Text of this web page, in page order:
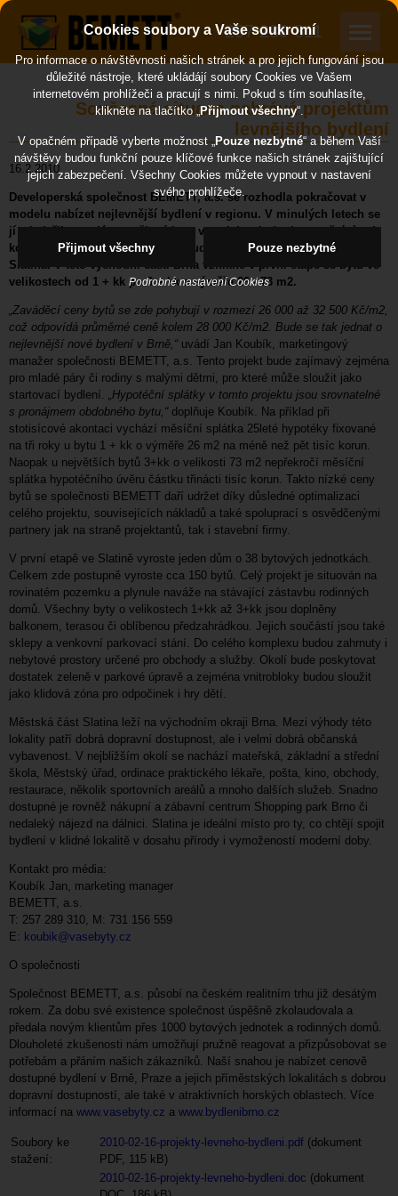
257 289 311
Současná situace nahrává projektům
levnějšího bydlení
16.2.2010
Developerská společnost BEMETT, a.s. se rozhodla pokračovat v
modelu nabízet nejlevnější bydlení v regionu. V minulých letech se
jí tak dařilo prodávat veškeré byty v projektech do dvou měsíců od
kolaudace. V nejbližších dnech bude zahájen nový projekt Brno -
Slatina. V této východní části Brna vznikne v první etapě 38 bytů ve
velikostech od 1 + kk po 3 + kk o výměře 26 - 73 m2.
„Zaváděcí ceny bytů se zde pohybují v rozmezí 26 000 až 32 500 Kč/m2,
což odpovídá průměrné ceně kolem 28 000 Kč/m2. Bude se tak jednat o
nejlevnější nové bydlení v Brně,“ uvádí Jan Koubík, marketingový
manažer společnosti BEMETT, a.s. Tento projekt bude zajímavý zejména
pro mladé páry či rodiny s malými dětmi, pro které může sloužit jako
startovací bydlení. „Hypotéční splátky v tomto projektu jsou srovnatelné
s pronájmem obdobného bytu,“ doplňuje Koubík. Na příklad při
stotisícové akontaci vychází měsíční splátka 25leté hypotéky fixované
na tři roky u bytu 1 + kk o výměře 26 m2 na méně než pět tisíc korun.
Naopak u největších bytů 3+kk o velikosti 73 m2 nepřekročí měsíční
splátka hypotéčního úvěru částku třinácti tisíc korun. Takto nízké ceny
bytů se společnosti BEMETT daří udržet díky důsledné optimalizaci
celého projektu, souvisejících nákladů a také spoluprací s osvědčenými
partnery jak na straně projektantů, tak i stavební firmy.
V první etapě ve Slatině vyroste jeden dům o 38 bytových jednotkách.
Celkem zde postupně vyroste cca 150 bytů. Celý projekt je situován na
rovinatém pozemku a plynule naváže na stávající zástavbu rodinných
domů. Všechny byty o velikostech 1+kk až 3+kk jsou doplněny
balkonem, terasou či oblíbenou předzahrádkou. Jejich součástí jsou také
sklepy a venkovní parkovací stání. Do celého komplexu budou zahrnuty i
nebytové prostory určené pro obchody a služby. Okolí bude poskytovat
dostatek zeleně v parkové úpravě a zejména vnitrobloky budou sloužit
jako klidová zóna pro odpočinek i hry dětí.
Městská část Slatina leží na východním okraji Brna. Mezi výhody této
lokality patří dobrá dopravní dostupnost, ale i velmi dobrá občanská
vybavenost. V nejbližším okolí se nachází mateřská, základní a střední
škola, Městský úřad, ordinace praktického lékaře, pošta, kino, obchody,
restaurace, několik sportovních areálů a mnoho dalších služeb. Snadno
dostupné je rovněž nákupní a zábavní centrum Shopping park Brno či
nedaleký nájezd na dálnici. Slatina je ideální místo pro ty, co chtějí spojit
bydlení v klidné lokalitě v dosahu přírody i vymožeností moderní doby.
Kontakt pro média:
Koubík Jan, marketing manager
BEMETT, a.s.
T: 257 289 310, M: 731 156 559
E: koubik@vasebyty.cz
O společnosti
Společnost BEMETT, a.s. působí na českém realitním trhu již desátým
rokem. Za dobu své existence společnost úspěšně zkolaudovala a
předala novým klientům přes 1000 bytových jednotek a rodinných domů.
Dlouholeté zkušenosti nám umožňují pružně reagovat a přizpůsobovat se
potřebám a přáním našich zákazníků. Naší snahou je nabízet cenově
dostupné bydlení v Brně, Praze a jejich příměstských lokalitách s dobrou
dopravní dostupností, ale také v atraktivních horských oblastech. Více
informací na www.vasebyty.cz a www.bydlenibrno.cz
Soubory ke
stažení:
2010-02-16-projekty-levneho-bydleni.pdf (dokument
PDF, 115 kB)
2010-02-16-projekty-levneho-bydleni.doc (dokument
Cookies soubory a Vaše soukromí
Pro informace o návštěvnosti našich stránek a pro jejich fungování jsou
důležité nástroje, které ukládájí soubory Cookies ve Vašem
internetovém prohlížeči a pracují s nimi. Pokud s tím souhlasíte,
klikněte na tlačítko „Přijmout všechny“.
V opačném případě vyberte možnost „Pouze nezbytné“ a během Vaší
návštěvy budou funkční pouze klíčové funkce našich stránek zajištující
jejich zabezpečení. Všechny Cookies můžete vypnout v nastavení
svého prohlížeče.
Přijmout všechny Pouze nezbytné
Podrobné nastavení Cookies